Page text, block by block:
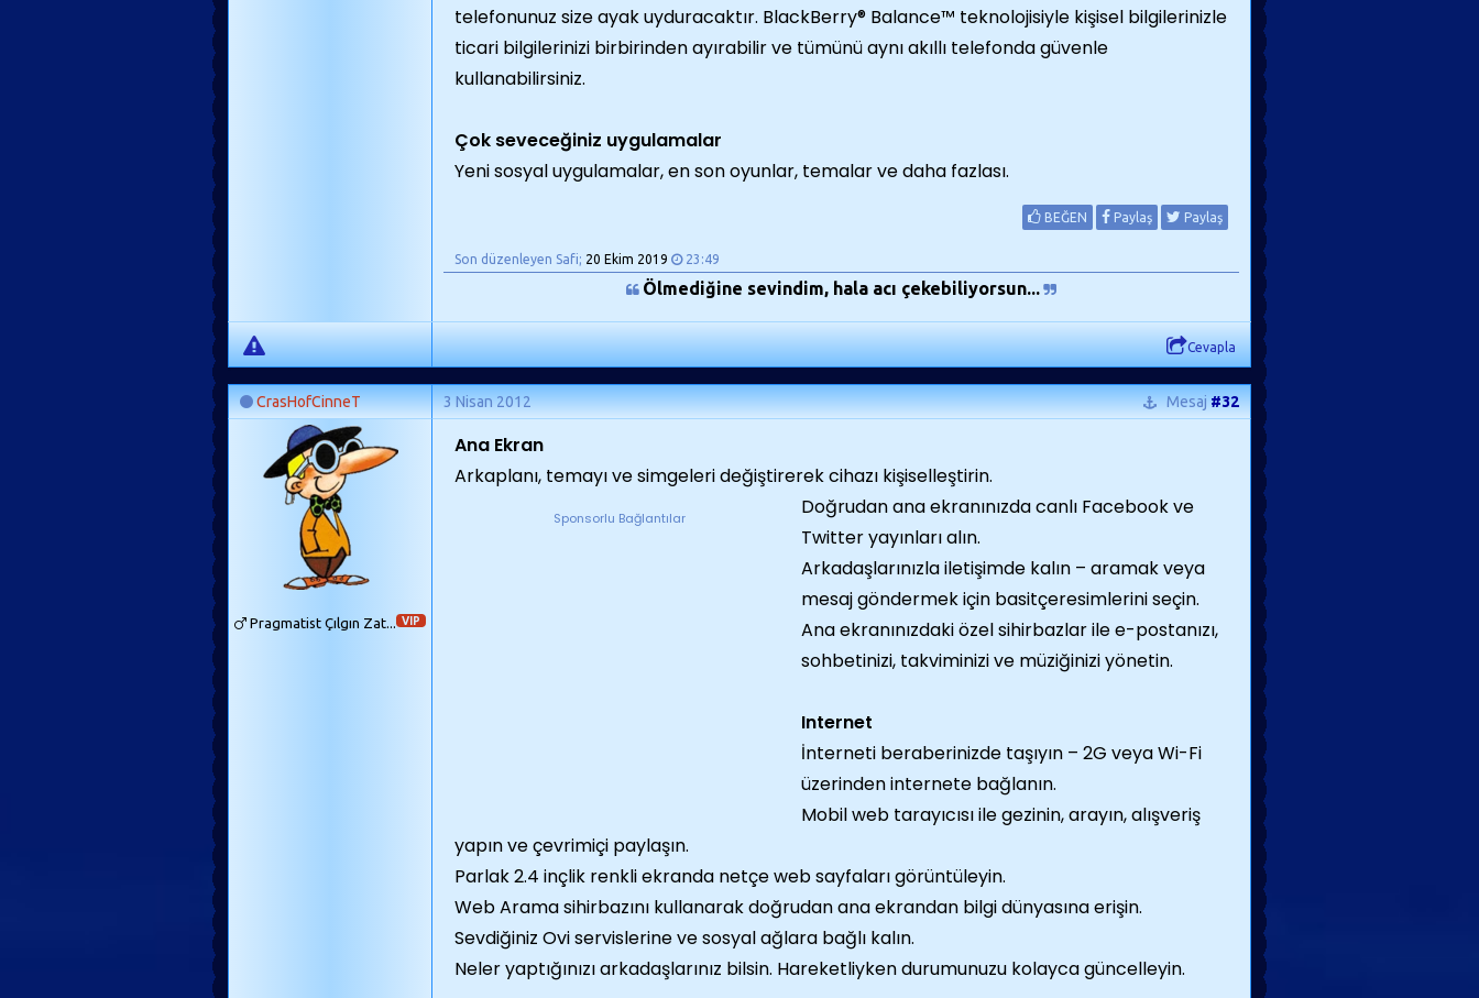
telefonunuz size ayak uyduracaktır. BlackBerry® Balance™ teknolojisiyle kişisel bilgilerinizle
ticari bilgilerinizi birbirinden ayırabilir ve tümünü aynı akıllı telefonda güvenle
kullanabilirsiniz.
Çok seveceğiniz uygulamalar
Yeni sosyal uygulamalar, en son oyunlar, temalar ve daha fazlası.
BEĞEN Paylaş Paylaş
Son düzenleyen Safi; 20 Ekim 2019 23:49
Ölmediğine sevindim, hala acı çekebiliyorsun...
Cevapla
CrasHofCinneT 3 Nisan 2012 Mesaj#32
VIP
Pragmatist Çılgın Zat...
Ana Ekran
Arkaplanı, temayı ve simgeleri değiştirerek cihazı kişiselleştirin.
Sponsorlu Bağlantılar
Doğrudan ana ekranınızda canlı Facebook ve
Twitter yayınları alın.
Arkadaşlarınızla iletişimde kalın – aramak veya
mesaj göndermek için basitçeresimlerini seçin.
Ana ekranınızdaki özel sihirbazlar ile e-postanızı,
sohbetinizi, takviminizi ve müziğinizi yönetin.
Internet
İnterneti beraberinizde taşıyın – 2G veya Wi-Fi
üzerinden internete bağlanın.
Mobil web tarayıcısı ile gezinin, arayın, alışveriş
yapın ve çevrimiçi paylaşın.
Parlak 2.4 inçlik renkli ekranda netçe web sayfaları görüntüleyin.
Web Arama sihirbazını kullanarak doğrudan ana ekrandan bilgi dünyasına erişin.
Sevdiğiniz Ovi servislerine ve sosyal ağlara bağlı kalın.
Neler yaptığınızı arkadaşlarınız bilsin. Hareketliyken durumunuzu kolayca güncelleyin.